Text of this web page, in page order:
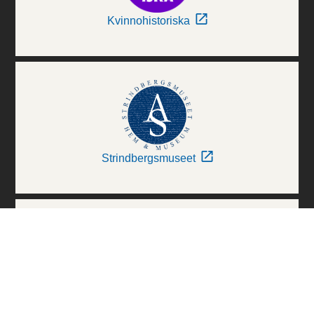
Kvinnohistoriska
Strindbergsmuseet